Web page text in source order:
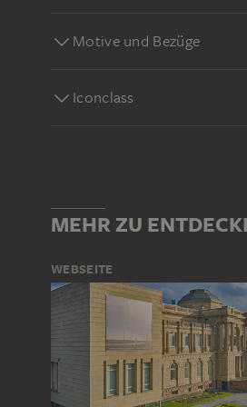
Motive und Bezüge
Iconclass
MEHR ZU
WEBSEITE